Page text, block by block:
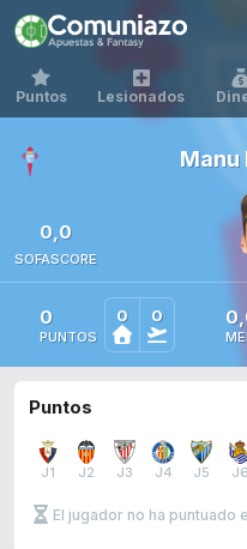
Puntos Lesionados
Manu
0,0
SOFASCORE
0
PUNTOS
0 0
Puntos
J1 J2 J3 J4 J5 J6
El jugador no ha puntuado